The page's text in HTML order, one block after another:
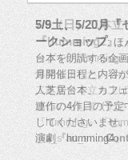
7/5（日）二本
『humming2』:
ップで『humming
爆発しました。 ホ
二本立てで立ち上
びにいらしてくだ
『humming』『
@a_s art_s …
5/9土、5/20月『
ークショップ:ほ
台本を朗読する企
月開催日程と内容
人芝居台本、カフ
連作の4作目の予
してくださいませ
演劇『